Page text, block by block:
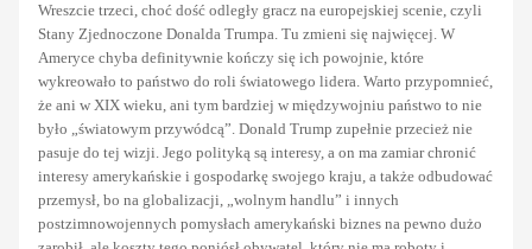
Wreszcie trzeci, choć dość odległy gracz na europejskiej scenie, czyli
Stany Zjednoczone Donalda Trumpa. Tu zmieni się najwięcej. W
Ameryce chyba definitywnie kończy się ich powojnie, które
wykreowało to państwo do roli światowego lidera. Warto przypomnieć,
że ani w XIX wieku, ani tym bardziej w międzywojniu państwo to nie
było „światowym przywódcą”. Donald Trump zupełnie przecież nie
pasuje do tej wizji. Jego polityką są interesy, a on ma zamiar chronić
interesy amerykańskie i gospodarkę swojego kraju, a także odbudować
przemysł, bo na globalizacji, „wolnym handlu” i innych
postzimnowojennych pomysłach amerykański biznes na pewno dużo